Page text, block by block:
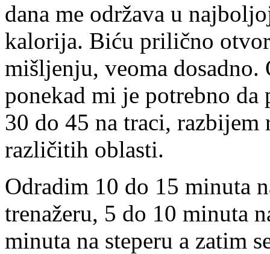
dana me održava u
kalorija. Biću prilično
mišljenju, veoma dosadno.
ponekad mi je potrebno
30 do 45 na traci,
različitih oblasti.
Odradim 10 do 15 minuta
trenažeru, 5 do 10 minuta
minuta na steperu a zatim